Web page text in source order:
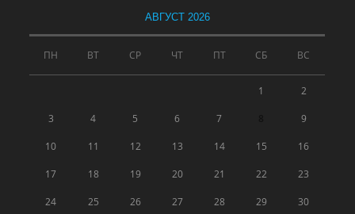
АВГУСТ 2026
ПН ВТ СР ЧТ ПТ СБ ВС
1 2
3 4 5 6 7 9
10 11 12 13 14 15 16
17 18 19 20 21 22 23
24 25 26 27 28 29 30